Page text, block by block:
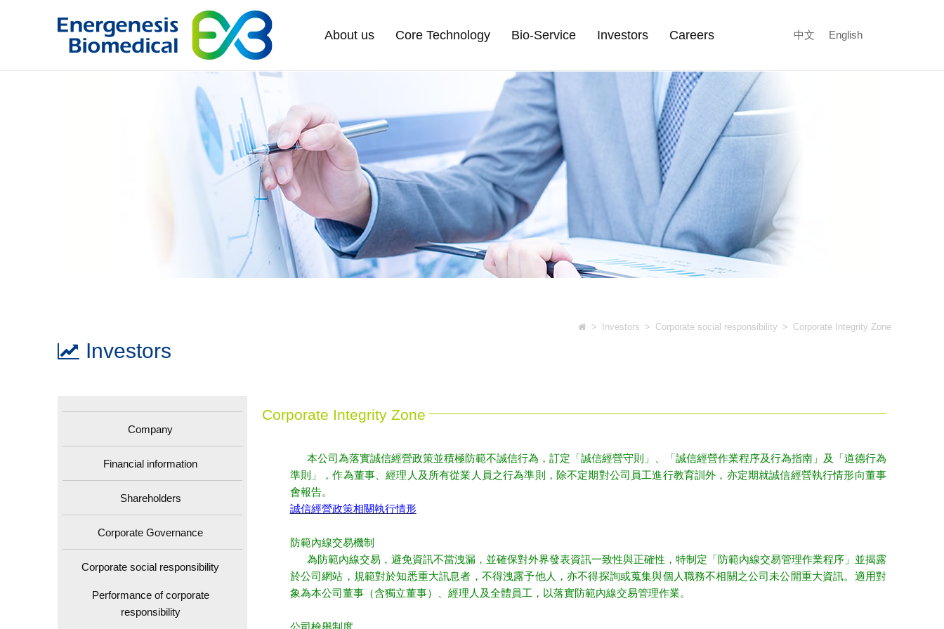
About us Core Technology Bio-Service Investors Careers 中文 English
Investors
> Investors > Corporate social responsibility > Corporate Integrity Zone
Company
Financial information
Shareholders
Corporate Governance
Corporate social responsibility
Performance of corporate
responsibility
Corporate Integrity Zone
本公司為落實誠信經營政策並積極防範不誠信行為，訂定「誠信經營守則」、「誠信經營作業程序及行為指南」及「道德行為
準則」，作為董事、經理人及所有從業人員之行為準則，除不定期對公司員工進行教育訓外，亦定期就誠信經營執行情形向董事
會報告。
誠信經營政策相關執行情形
防範內線交易機制
為防範內線交易，避免資訊不當洩漏，並確保對外界發表資訊一致性與正確性，特制定「防範內線交易管理作業程序」並揭露
於公司網站，規範對於知悉重大訊息者，不得洩露予他人，亦不得探詢或蒐集與個人職務不相關之公司未公開重大資訊。適用對
象為本公司董事（含獨立董事）、經理人及全體員工，以落實防範內線交易管理作業。
公司檢舉制度